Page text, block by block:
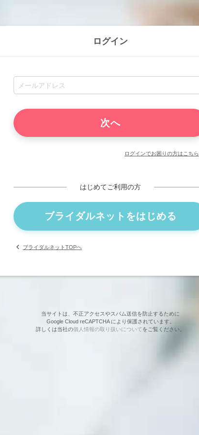
ログイン
ログインでお困りの方はこちら
はじめてご利用の方
ブライダルネットをはじめる
ブライダルネットTOPへ
当サイトは、不正アクセスやスパム送信を防止するために
Google Cloud reCAPTCHA により保護されています。
詳しくは当社の個人情報の取り扱いについてをご覧ください。